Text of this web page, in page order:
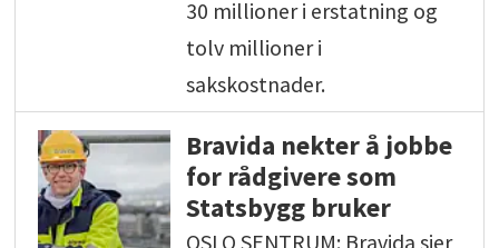
30 millioner i erstatning og
tolv millioner i
sakskostnader.
Bravida nekter å jobbe
for rådgivere som
Statsbygg bruker
OSLO SENTRUM: Bravida sier